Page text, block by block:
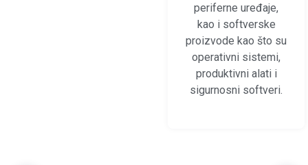
periferne uređaje,
kao i softverske
proizvode kao što su
operativni sistemi,
produktivni alati i
sigurnosni softveri.